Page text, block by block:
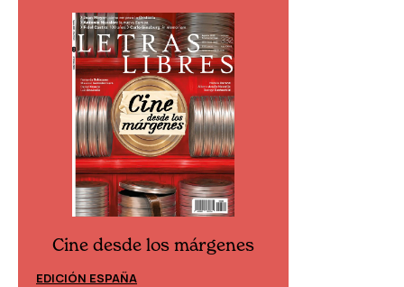
Cine desde los márgenes
EDICIÓN ESPAÑA